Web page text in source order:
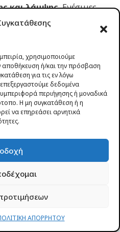
χρησιμοποιούμε
αποθήκευση ή/και την πρόσβαση
για τις εν λόγω
δεδομένα
περιήγησης ή μοναδικά
Η μη συγκατάθεση ή η
να επηρεάσει αρνητικά
ΑΠΟΡΡΗΤΟΥ
και λάμψης.Ενέσιμες
καιSkin Boosters
βελτιώνουν την
και πανάδων.
laser και πρωτόκολλα
του χρωματικού
σημαδιών